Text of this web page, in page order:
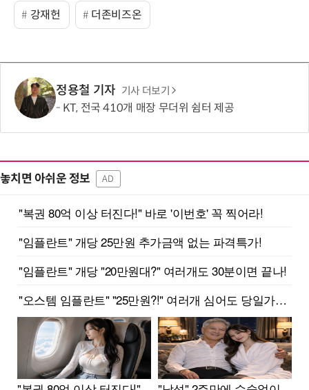
강재헌 더존비즈온
정용철 기자 기사 더보기
KT, 전국 410개 매장 무더위 쉼터 제공
놓치면 아쉬운 정보 AD